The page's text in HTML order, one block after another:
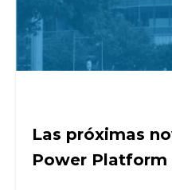
Las próximas
Power Platform